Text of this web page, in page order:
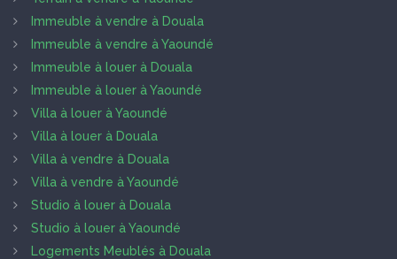
Immeuble à vendre à Douala
Immeuble à vendre à Yaoundé
Immeuble à louer à Douala
Immeuble à louer à Yaoundé
Villa à louer à Yaoundé
Villa à louer à Douala
Villa à vendre à Douala
Villa à vendre à Yaoundé
Studio à louer à Douala
Studio à louer à Yaoundé
Logements Meublés à Douala